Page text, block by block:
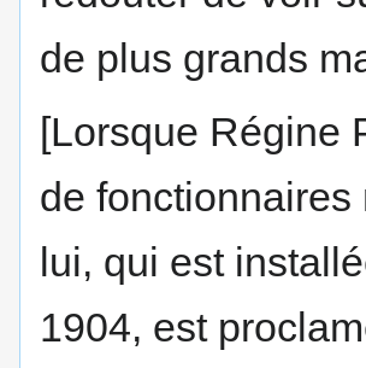
de plus grands
[Lorsque Régine
de
lui, qui est
1904, est